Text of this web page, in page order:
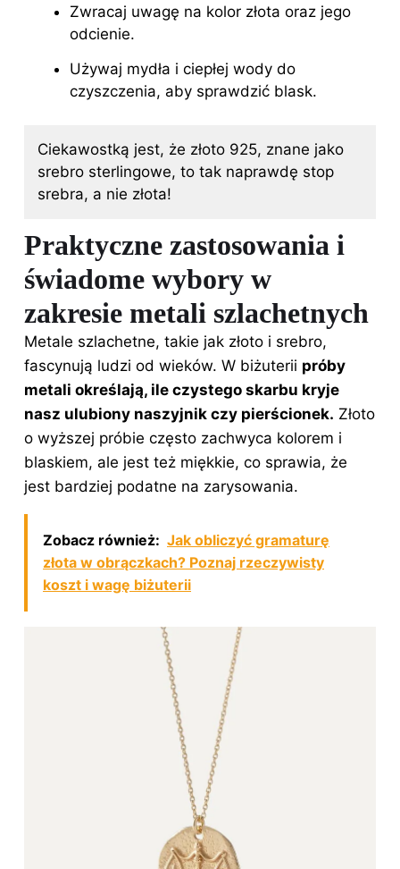
Zwracaj uwagę na kolor złota oraz jego
odcienie.
Używaj mydła i ciepłej wody do
czyszczenia, aby sprawdzić blask.
Ciekawostką jest, że złoto 925, znane jako
srebro sterlingowe, to tak naprawdę stop
srebra, a nie złota!
Praktyczne zastosowania i
świadome wybory w
zakresie metali szlachetnych
Metale szlachetne, takie jak złoto i srebro,
fascynują ludzi od wieków. W biżuterii próby
metali określają, ile czystego skarbu kryje
nasz ulubiony naszyjnik czy pierścionek. Złoto
o wyższej próbie często zachwyca kolorem i
blaskiem, ale jest też miękkie, co sprawia, że
jest bardziej podatne na zarysowania.
Zobacz również: Jak obliczyć gramaturę
złota w obrączkach? Poznaj rzeczywisty
koszt i wagę biżuterii